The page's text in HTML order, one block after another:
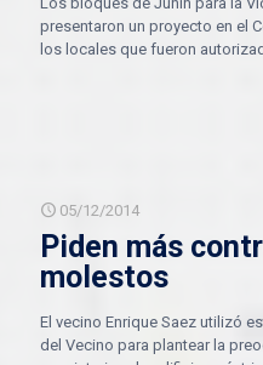
presentaron un proyecto en el
los locales que fueron
05/12/2014
Piden más
molestos
El vecino Enrique Saez utilizó
del Vecino para plantear la